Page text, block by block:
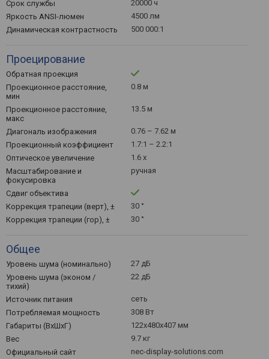
Срок службы
20000 ч
Яркость ANSI-люмен
4500 лм
Динамическая контрастность
500 000:1
Проецирование
Обратная проекция
Проекционное расстояние,
мин
0.8 м
Проекционное расстояние,
макс
13.5 м
Диагональ изображения
0.76 – 7.62 м
Проекционный коэффициент
1.7:1 – 2.2:1
Оптическое увеличение
1.6 x
Масштабирование и
фокусировка
ручная
Сдвиг объектива
Коррекция трапеции (верт), ±
30 °
Коррекция трапеции (гор), ±
30 °
Общее
Уровень шума (номинально)
27 дБ
Уровень шума (эконом /
тихий)
22 дБ
Источник питания
сеть
Потребляемая мощность
308 Вт
Габариты (ВхШхГ)
122x480x407 мм
Вес
9.7 кг
Официальный сайт
nec-display-solutions.com